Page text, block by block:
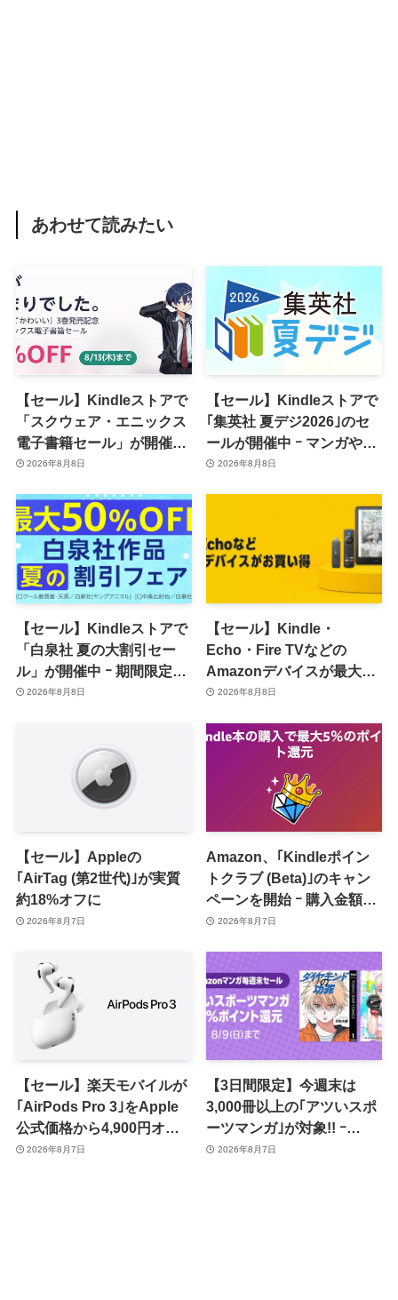
あわせて読みたい
【セール】Kindleストアで
「スクウェア・エニックス
電子書籍セール」が開催中
ｰ コミックやゲーム関連書
2026年8月8日
【セール】Kindleストアで
｢集英社 夏デジ2026｣のセ
ールが開催中 ｰ マンガや写
真集など1,000冊以上が
2026年8月8日
【セール】Kindleストアで
「白泉社 夏の大割引セー
ル」が開催中 ｰ 期間限定
70％オフや全巻50％オフな
2026年8月8日
【セール】Kindle・
Echo・Fire TVなどの
Amazonデバイスが最大
31%オフに
2026年8月8日
【セール】Appleの
｢AirTag (第2世代)｣が実質
約18%オフに
2026年8月7日
Amazon、｢Kindleポイン
トクラブ (Beta)｣のキャン
ペーンを開始 ｰ 購入金額に
応じて来月のポイント還元
2026年8月7日
【セール】楽天モバイルが
｢AirPods Pro 3｣をApple
公式価格から4,900円オフ
で販売中
2026年8月7日
【3日間限定】今週末は
3,000冊以上の｢アツいスポ
ーツマンガ｣が対象!! ｰ
｢Amazonマンガ毎週末セ
2026年8月7日